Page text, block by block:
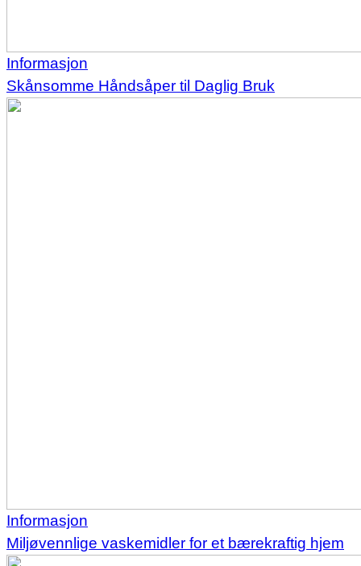
Informasjon
Skånsomme Håndsåper til Daglig Bruk
Informasjon
Miljøvennlige vaskemidler for et bærekraftig hjem